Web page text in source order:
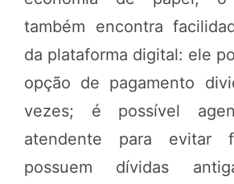
também encontra
da plataforma digital: ele
opção de pagamento
vezes; é possível
atendente para evitar
possuem dívidas